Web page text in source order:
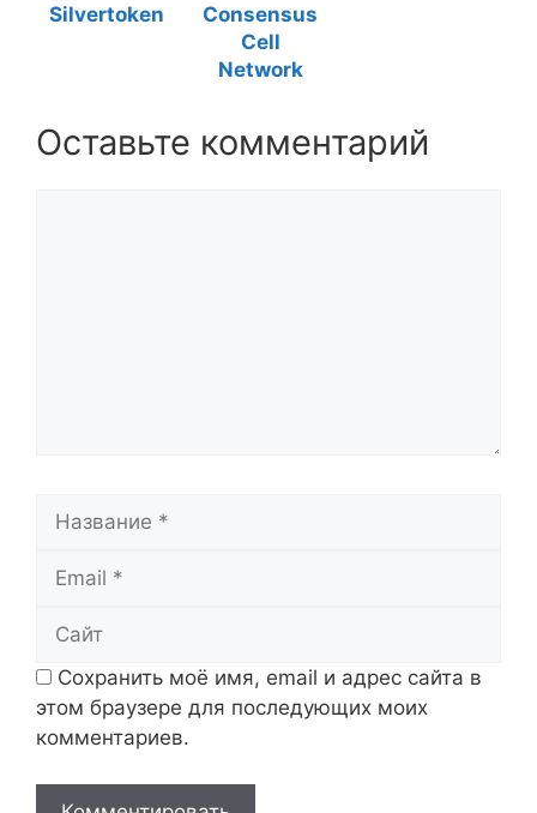
Silvertoken
Consensus
Cell
Network
Оставьте комментарий
Название
Email
Сайт
Сохранить моё имя, email и адрес сайта в
этом браузере для последующих моих
комментариев.